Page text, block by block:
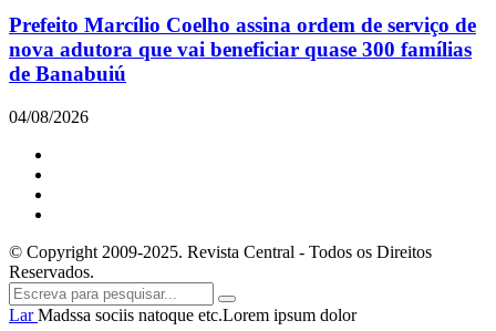
Prefeito Marcílio Coelho assina ordem de serviço de
nova adutora que vai beneficiar quase 300 famílias
de Banabuiú
04/08/2026
© Copyright 2009-2025. Revista Central - Todos os Direitos
Reservados.
LarMadssa sociis natoque etc.Lorem ipsum dolor